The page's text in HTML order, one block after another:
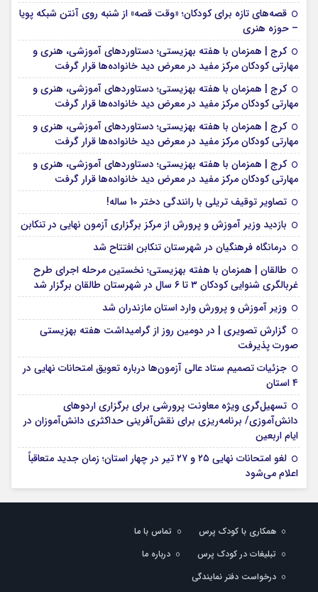
قصه‌های تازه برای کودکان؛ «وقت قصه» از شنبه روی آنتن شبکه پویا
– حوزه هنری
کرج | همزمان با هفته بهزیستی؛ دستاوردهای آموزشی، هنری و
مهارتی کودکان مرکز مفید در معرض دید خانواده‌ها قرار گرفت
کرج | همزمان با هفته بهزیستی؛ دستاوردهای آموزشی، هنری و
مهارتی کودکان مرکز مفید در معرض دید خانواده‌ها قرار گرفت
کرج | همزمان با هفته بهزیستی؛ دستاوردهای آموزشی، هنری و
مهارتی کودکان مرکز مفید در معرض دید خانواده‌ها قرار گرفت
کرج | همزمان با هفته بهزیستی؛ دستاوردهای آموزشی، هنری و
مهارتی کودکان مرکز مفید در معرض دید خانواده‌ها قرار گرفت
تصاویر توقیف تریلی با رانندگی دختر 10 ساله!
بازدید وزیر آموزش و پرورش از مرکز برگزاری آزمون نهایی در تنکابن
درمانگاه فرهنگیان در شهرستان تنکابن افتتاح شد
طالقان | همزمان با هفته بهزیستی؛ نخستین مرحله اجرای طرح
غربالگری شنوایی کودکان ۳ تا ۶ سال در شهرستان طالقان برگزار شد
وزیر آموزش و پرورش وارد استان مازندران شد
گزارش تصویری | در دومین روز از گرامیداشت هفته بهزیستی
صورت پذیرفت
جزئیات تصمیم ستاد عالی آزمون‌ها درباره تعویق امتحانات نهایی در
۴ استان
تسهیل‌گری ویژه معاونت پرورشی برای برگزاری اردوهای
دانش‌آموزی/ برنامه‌ریزی برای نقش‌آفرینی حداکثری دانش‌آموزان در
ایام اربعین
لغو امتحانات نهایی ۲۵ و ۲۷ تیر در چهار استان؛ زمان جدید متعاقباً
اعلام می‌شود
همکاری با کودک پرس
تماس با ما
تبلیغات در کودک پرس
درباره ما
درخواست دفتر نمایندگی